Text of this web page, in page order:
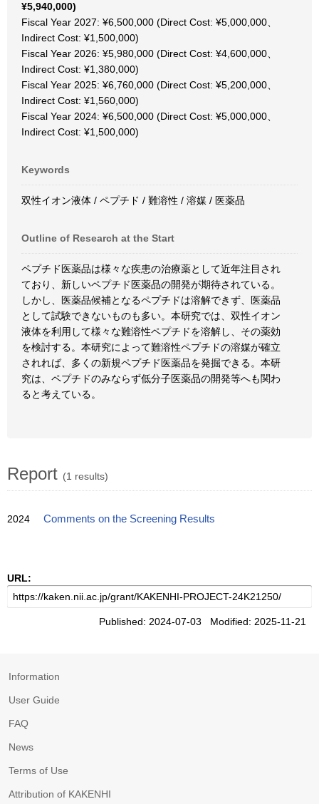
¥5,940,000)
Fiscal Year 2027: ¥6,500,000 (Direct Cost: ¥5,000,000、
Indirect Cost: ¥1,500,000)
Fiscal Year 2026: ¥5,980,000 (Direct Cost: ¥4,600,000、
Indirect Cost: ¥1,380,000)
Fiscal Year 2025: ¥6,760,000 (Direct Cost: ¥5,200,000、
Indirect Cost: ¥1,560,000)
Fiscal Year 2024: ¥6,500,000 (Direct Cost: ¥5,000,000、
Indirect Cost: ¥1,500,000)
Keywords
双性イオン液体 / ペプチド / 難溶性 / 溶媒 / 医薬品
Outline of Research at the Start
ペプチド医薬品は様々な疾患の治療薬として近年注目され
ており、新しいペプチド医薬品の開発が期待されている。
しかし、医薬品候補となるペプチドは溶解できず、医薬品
として試験できないものも多い。本研究では、双性イオン
液体を利用して様々な難溶性ペプチドを溶解し、その薬効
を検討する。本研究によって難溶性ペプチドの溶媒が確立
されれば、多くの新規ペプチド医薬品を発掘できる。本研
究は、ペプチドのみならず低分子医薬品の開発等へも関わ
ると考えている。
Report (1 results)
2024 Comments on the Screening Results
URL:
Published: 2024-07-03 Modified: 2025-11-21
Information
User Guide
FAQ
News
Terms of Use
Attribution of KAKENHI